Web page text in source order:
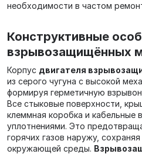
необходимости в частом
Конструктивные
взрывозащищённых
Корпус двигателя
из серого чугуна с высокой
формируя герметичную
Все стыковые поверхности,
клеммная коробка и кабельные
уплотнениями. Это
горячих газов наружу,
окружающей среды.